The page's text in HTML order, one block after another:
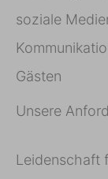
soziale
Gästen
Unsere
Leidenschaft